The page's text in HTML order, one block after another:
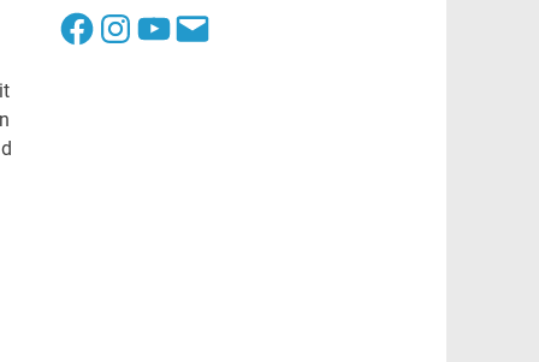
FacebookInstagram
YouTube
E-
Mail